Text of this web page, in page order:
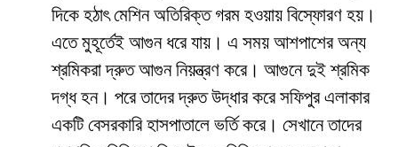
দিকে হঠাৎ মেশিন অতিরিক্ত গরম হওয়ায় বিস্ফোরণ হয়।
এতে মুহূর্তেই আগুন ধরে যায়। এ সময় আশপাশের অন্য
শ্রমিকরা দ্রুত আগুন নিয়ন্ত্রণ করে। আগুনে দুই শ্রমিক
দগ্ধ হন। পরে তাদের দ্রুত উদ্ধার করে সফিপুর এলাকার
একটি বেসরকারি হাসপাতালে ভর্তি করে। সেখানে তাদের